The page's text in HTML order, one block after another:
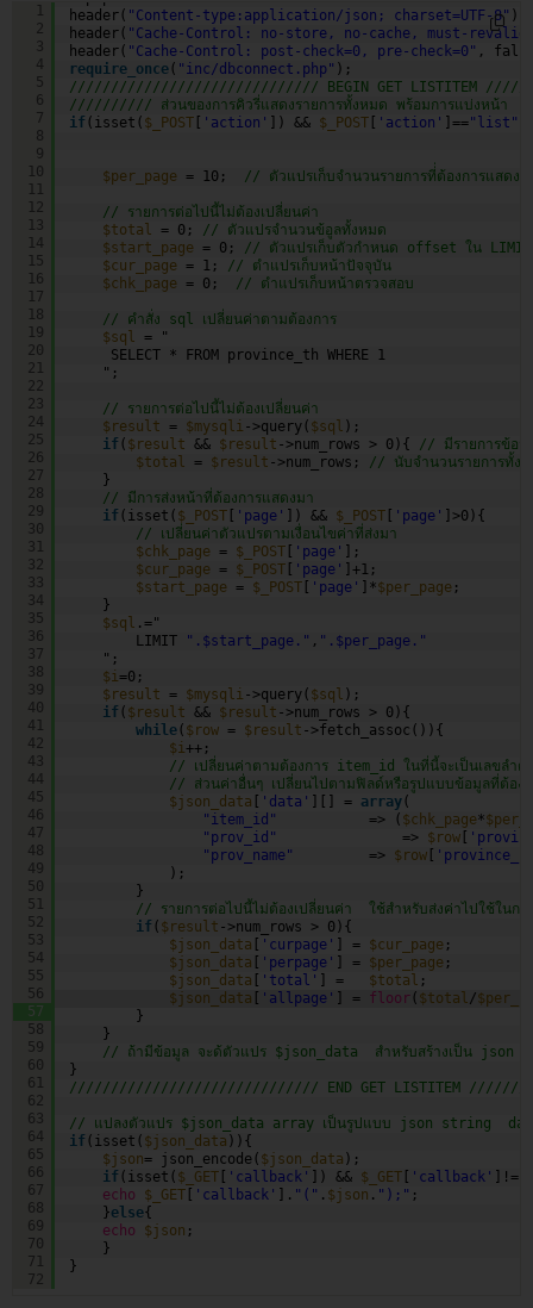
1
2
3
4
5
6
7
8
9
10
11
12
13
14
15
16
17
18
19
20
21
22
23
24
25
26
27
28
29
30
31
32
33
34
35
36
37
38
39
40
41
42
43
44
45
46
47
48
49
50
51
52
53
54
55
56
57
58
59
60
61
62
63
64
65
66
67
68
69
70
71
72
header( "Content-type:application/json; charset=UTF-8"
header( "Cache-Control: no-store, no-cache, must-
header( "Cache-Control: post-check=0, pre-check=0" ,
require_once ( "inc/dbconnect.php" );
////////////////////////////// BEGIN GET
////////// ส่วนของการคิวรี่แสดงรายการทั้งหมด พร้อมการแบ่งหน้า
if (isset( $_POST [ 'action' ]) && $_POST [ 'action' ]=="list"
$per_page = 10; // ตัวแปรเก็บจำนวนรายการที่่ต้องการแสดง
// รายการต่อไปนี้ไม่ต้องเปลี่ยนค่า
$total
= 0;
// ตัวแปรจำนวนข้อูลทั้งหมด
$start_page = 0;
// ตัวแปรเก็บตัวกำหนด offset ใน
$cur_page = 1;
// ตำแปรเก็บหน้าปัจจุบัน
$chk_page = 0; // ตำแปรเก็บหน้าตรวจสอบ
// คำสั่ง sql เปลี่ยนค่าตามต้องการ
$sql
= "
SELECT * FROM province_th WHERE 1
";
// รายการต่อไปนี้ไม่ต้องเปลี่ยนค่า
$result = $mysqli ->query( $sql );
if ( $result && $result ->num_rows > 0){
// มีรายการข้อมู
$total
= $result ->num_rows;
// นับจำนวนรายการทั้ง
}
// มีการส่งหน้าที่ต้องการแสดงมา
if (isset( $_POST [ 'page' ]) && $_POST [ 'page' ]>0){
// เปลี่ยนค่าตัวแปรตามเงื่อนไขค่าที่ส่งมา
$chk_page = $_POST [ 'page' ];
$cur_page = $_POST [ 'page' ]+1;
$start_page = $_POST [ 'page' ]*$per_page ;
}
$sql .="
LIMIT
".$start_page." , ".$per_page."
";
$i =0;
$result = $mysqli ->query( $sql );
if ( $result && $result ->num_rows > 0){
while( $row = $result ->fetch_assoc()){
$i ++;
// เปลี่ยนค่าตามต้องการ item_id ในที่นี้จะเป็นเลขลำดั
// ส่วนค่าอื่นๆ เปลี่ยนไปตามฟิลด์หรือรูปแบบข้อมูลที่ต้อง
$json_data [ 'data' ][] = array(
"item_id"
=> ( $chk_page*
"prov_id"
=> $row [
"prov_name"
=> $row [
);
}
// รายการต่อไปนี้ไม่ต้องเปลี่ยนค่า  ใช้สำหรับส่งค่าไปใช้ในก
if ( $result ->num_rows > 0){
$json_data [ 'curpage' ] = $cur_page ;
$json_data [ 'perpage' ] = $per_page ;
$json_data [ 'total' ] = $total ;
$json_data [ 'allpage' ] = floor ( $total /
}
}
// ถ้ามีข้อมูล จะด้ตัวแปร $json_data  สำหรับสร้างเป็น json
}
////////////////////////////// END GET LISTITEM
// แปลงตัวแปร $json_data array เป็นรูปแบบ json string
if (isset( $json_data )){
$json= json_encode( $json_data );
if (isset( $_GET [ 'callback' ]) && $_GET [ 'callback' ]!=
echo
$_GET [ 'callback' ]. "(" . $json . ");" ;
}else{
echo
$json ;
}
}